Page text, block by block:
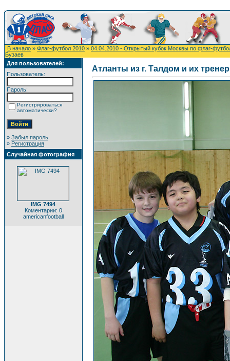
В начало » Флаг-футбол 2010 » 04.04.2010 - Открытый кубок Москвы по флаг-
Бузаев
Для пользователей:
Пользователь:
Пароль:
Регистрироваться
автоматически?
» Забыл пароль
» Регистрация
Случайная фотография
IMG 7494
Коментарии: 0
americanfootball
Атланты из г. Талдом и их